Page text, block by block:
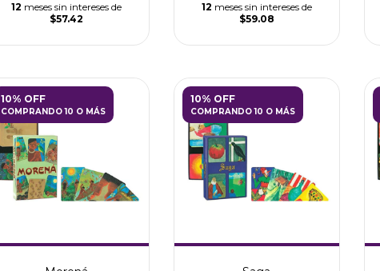
12 meses sin intereses de
$57.42
12 meses sin intereses de
$59.08
10% OFF
COMPRANDO 10 O MÁS
10% OFF
COMPRANDO 10 O MÁS